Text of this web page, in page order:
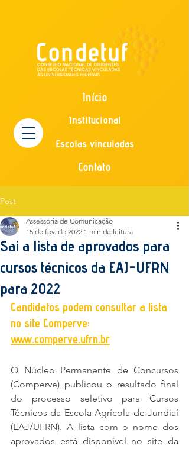
Início
Institucional
Escolas vinculadas
Contato
Post
Sai a lista de aprovados para
cursos técnicos da EAJ-UFRN
para 2022
Assessoria de Comunicação
15 de fev. de 2022 1 min de leitura
Candidatos podem consultar a lista
no site Comperve:
www.comperve.ufrn.br
O Núcleo Permanente de Concursos
(Comperve) publicou o resultado final
do processo seletivo para Cursos
Técnicos da Escola Agrícola de Jundiaí
(EAJ/UFRN). A lista com o nome dos
aprovados está disponível no site da